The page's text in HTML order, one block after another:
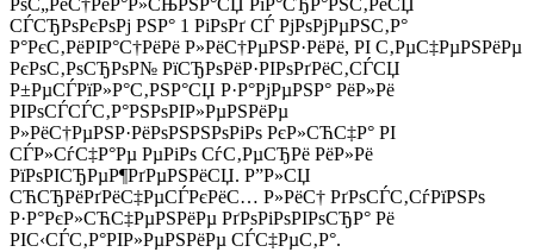
РѕС„РёС†РёР°Р»СЊРЅР°СЏ РіР°СЂР°РЅС‚РёСЏ
СЃСЂРѕРєРѕРј РЅР° 1 РіРѕРґ СЃ РјРѕРјРµРЅС‚Р°
Р°РєС‚РёРІР°С†РёРё Р»РёС†РµРЅР·РёРё, РІ С‚РµС‡РµРЅРёРµ
РєРѕС‚РѕСЂРѕР№ РїСЂРѕРёР·РІРѕРґРёС‚СЃСЏ
Р±РµСЃРїР»Р°С‚РЅР°СЏ Р·Р°РјРµРЅР° РёР»Рё
РІРѕСЃСЃС‚Р°РЅРѕРІР»РµРЅРёРµ
Р»РёС†РµРЅР·РёРѕРЅРЅРѕРіРѕ РєР»СЋС‡Р° РІ
СЃР»СѓС‡Р°Рµ РµРіРѕ СѓС‚РµСЂРё РёР»Рё
РїРѕРІСЂРµР¶РґРµРЅРёСЏ. Р”Р»СЏ
СЋСЂРёРґРёС‡РµСЃРєРёС… Р»РёС† РґРѕСЃС‚СѓРїРЅРѕ
Р·Р°РєР»СЋС‡РµРЅРёРµ РґРѕРіРѕРІРѕСЂР° Рё
РІС‹СЃС‚Р°РІР»РµРЅРёРµ СЃС‡РµС‚Р°.